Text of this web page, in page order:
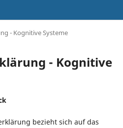
- Kognitive Systeme
- Kognitive
bezieht sich auf das